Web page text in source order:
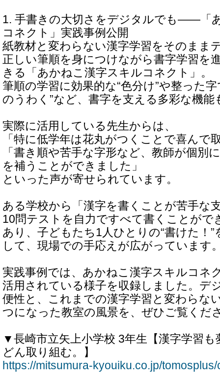
1. 手書きの大切さをデジタルでも――「
コネクト」実践事例公開
紙教材と変わらない漢字学習をそのまま
正しい筆順を身につけながら書字学習を
きる「あかねこ漢字スキルコネクト」。
筆順の学習に効果的な“色分け”や整った
のうわく”など、書字を支える多彩な機能
実際に活用している先生からは、
「特に低学年は花丸がつくことで喜んで
「書き順や苦手な字形など、教師が個別
を補うことができました」
といった声が寄せられています。
ある学校から「漢字を書くことが苦手な
10問テストを自力ですべて書くことがで
あり、子どもたち1人ひとりの“書けた！
して、現場での手応えが広がっています
実践事例では、あかねこ漢字スキルコネ
活用されている様子を収録しました。デ
便性と、これまでの漢字学習と変わらな
つになった教室の風景を、ぜひご覧くだ
▼長崎市立矢上小学校 3年生【漢字学習
どん取り組む。】
https://mitsumura-kyouiku.co.jp/